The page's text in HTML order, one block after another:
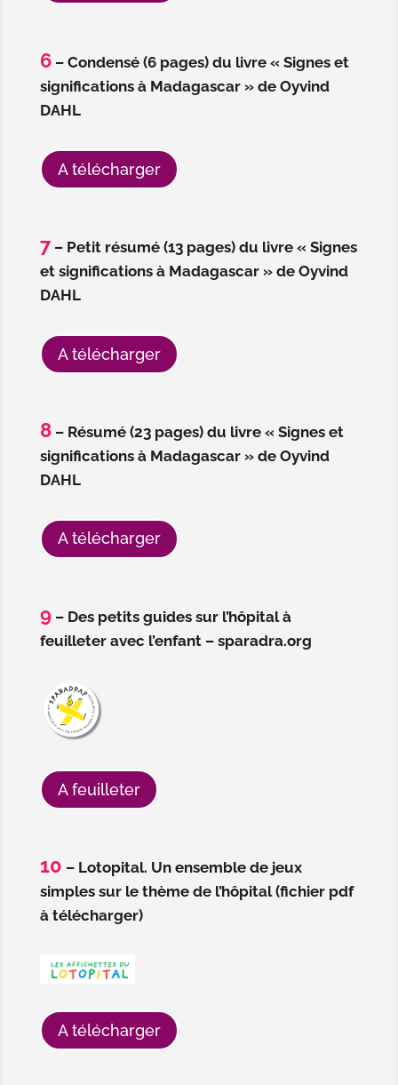
6– Condensé (6 pages) du livre « Signes et
significations à Madagascar » de Oyvind
DAHL
A télécharger
7– Petit résumé (13 pages) du livre « Signes
et significations à Madagascar » de Oyvind
DAHL
A télécharger
8– Résumé (23 pages) du livre « Signes et
significations à Madagascar » de Oyvind
DAHL
A télécharger
9– Des petits guides sur l’hôpital à
feuilleter avec l’enfant – sparadra.org
A feuilleter
10 – Lotopital. Un ensemble de jeux
simples sur le thème de l’hôpital (fichier pdf
à télécharger)
A télécharger